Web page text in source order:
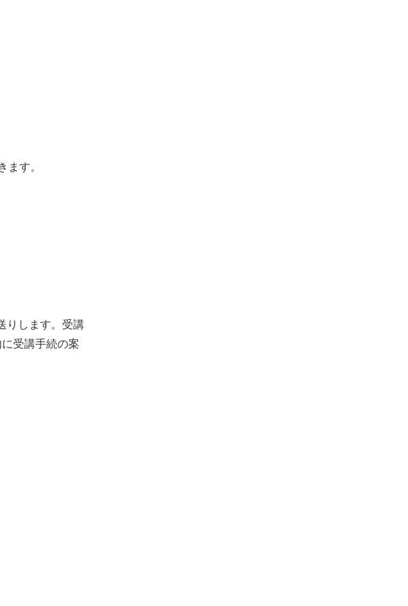
ます。
りします。受講
受講手続の案